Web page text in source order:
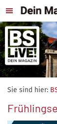
Sie sind hier: